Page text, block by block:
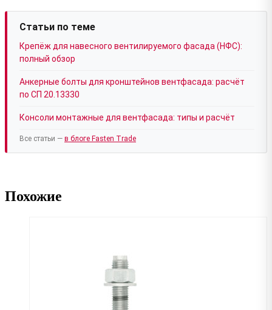
Статьи по теме
Крепёж для навесного вентилируемого фасада (НФС):
полный обзор
Анкерные болты для кронштейнов вентфасада: расчёт
по СП 20.13330
Консоли монтажные для вентфасада: типы и расчёт
Все статьи — в блоге Fasten Trade
Похожие